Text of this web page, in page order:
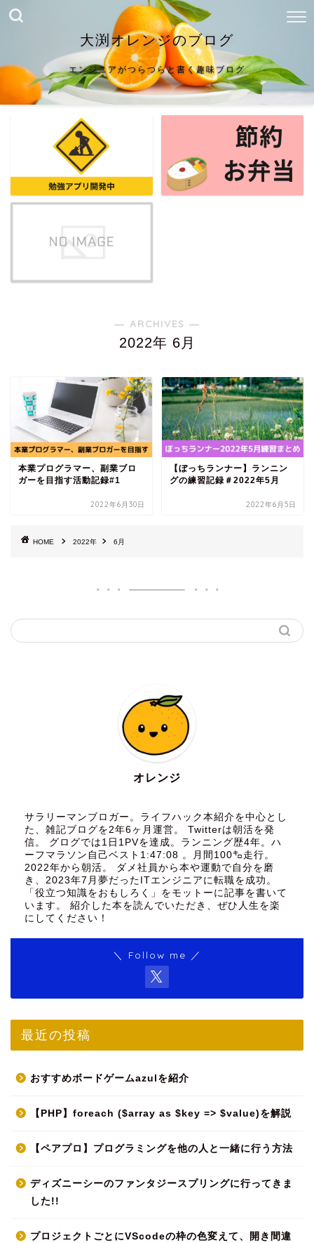
大渕オレンジのブログ
エンジニアがつらつらと書く趣味ブログ
― ARCHIVES ―
2022年 6月
本業プログラマー、副業ブロ
ガーを目指す活動記録#1
2022年6月30日
【ぼっちランナー】ランニン
グの練習記録＃2022年5月
2022年6月5日
HOME 2022年 6月
オレンジ
サラリーマンブロガー。ライフハック本紹介を中心とし
た、雑記ブログを2年6ヶ月運営。 Twitterは朝活を発
信。 グログでは1日1PVを達成。ランニング歴4年。ハ
ーフマラソン自己ベスト1:47:08 。月間100㌔走行。
2022年から朝活。 ダメ社員から本や運動で自分を磨
き、2023年7月夢だったITエンジニアに転職を成功。
「役立つ知識をおもしろく」をモットーに記事を書いて
います。 紹介した本を読んでいただき、ぜひ人生を楽
にしてください！
＼ Follow me ／
最近の投稿
おすすめボードゲームazulを紹介
【PHP】foreach ($array as $key => $value)を解説
【ペアプロ】プログラミングを他の人と一緒に行う方法
ディズニーシーのファンタジースプリングに行ってきま
した!!
プロジェクトごとにVScodeの枠の色変えて、開き間違